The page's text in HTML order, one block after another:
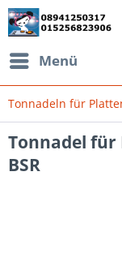
Menü
Tonnadeln für
Tonnadel für
BSR